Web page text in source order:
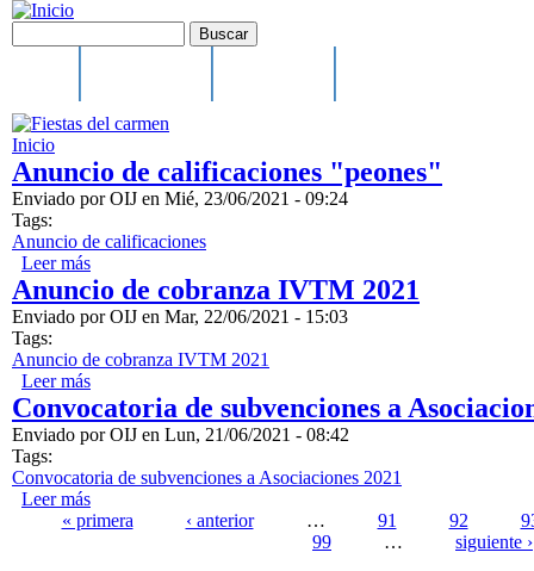
Pasar al contenido principal
Formulario de búsqueda
Inicio
Anuncio de calificaciones "peones"
Enviado porOIJ en Mié, 23/06/2021 - 09:24
Tags:
Anuncio de calificaciones
Leer más
Anuncio de cobranza IVTM 2021
Enviado porOIJ en Mar, 22/06/2021 - 15:03
Tags:
Anuncio de cobranza IVTM 2021
Leer más
Convocatoria de subvenciones a
Enviado porOIJ en Lun, 21/06/2021 - 08:42
Tags:
Convocatoria de subvenciones a Asociaciones 2021
Leer más
Páginas
« primera ‹ anterior … 91 92
99
… siguiente ›